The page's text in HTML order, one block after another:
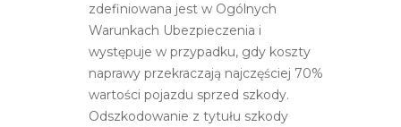
zdefiniowana jest w Ogólnych
Warunkach Ubezpieczenia i
występuje w przypadku, gdy koszty
naprawy przekraczają najczęściej 70%
wartości pojazdu sprzed szkody.
Odszkodowanie z tytułu szkody